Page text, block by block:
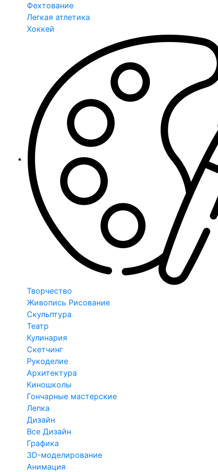
Фехтование
Легкая атлетика
Хоккей
Творчество
Живопись Рисование
Скульптура
Театр
Кулинария
Скетчинг
Рукоделие
Архитектура
Киношколы
Гончарные мастерские
Лепка
Дизайн
Все Дизайн
Графика
3D-моделирование
Анимация